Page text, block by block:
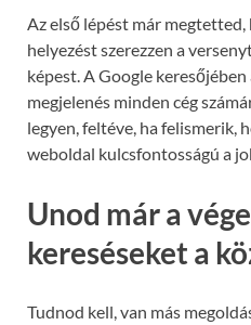
Az első lépést már
helyezést szerezzen a
képest. A Google
megjelenés minden cég
legyen, feltéve, ha felismerik,
weboldal kulcsfontosságú a
Unod már a
kereséseket a
Tudnod kell, van más